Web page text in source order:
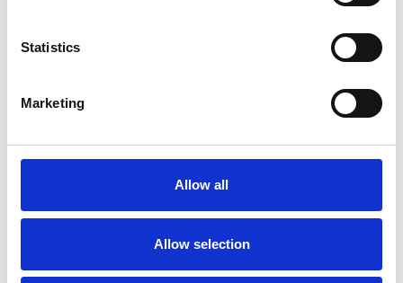
Statistics
Marketing
Allow all
Allow selection
ASC A-line kamersteiger
€2.099,00 €2.549,42
ASC rolsteiger AGS Pro
m werkhoogte
€2.359,00 €2.922,27
Excl. Btw